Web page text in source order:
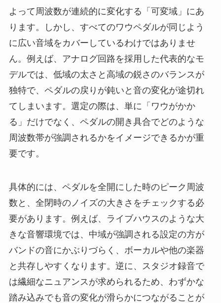
よって周波数が連続的に変化する「可変域」にあ
ります。しかし、すべてのワウペダルが同じよう
に広い音域をカバーしているわけではありませ
ん。例えば、アナログ回路を採用した代表的なモ
デルでは、低域の太さと高域の鋭さのバランスが
独特で、ペダルの戻りが鈍いと音の変化が途切れ
てしまいます。選定の際は、単に「ワウがかか
る」だけでなく、ペダルの開き具合でどのような
周波数帯が強調されるかをイメージできるかが重
要です。
具体的には、ペダルを全開にした時のピーク周波
数と、全閉時のノイズの大きさをチェックする必
要があります。例えば、ライブハウスのような大
きな音響環境では、中域が強調される設定の方が
バンドの音にかぶりづらく、ボーカルや他の楽器
と共存しやすくなります。逆に、スタジオ録音で
は繊細なニュアンスが求められるため、わずかな
踏み込みでも音の変化が滑らかにつながることが